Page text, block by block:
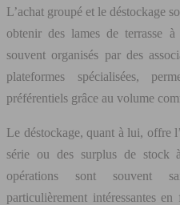
L’achat groupé et le déstockage
obtenir des lames de terrasse
souvent organisés par des
plateformes spécialisées,
préférentiels grâce au volume
Le déstockage, quant à lui, offre
série ou des surplus de stock
opérations sont souvent
particulièrement intéressantes